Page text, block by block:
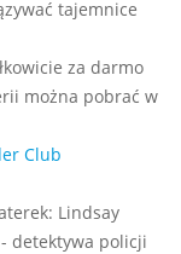
tajemnice
za darmo
można pobrać w
Club
Lindsay
detektywa policji